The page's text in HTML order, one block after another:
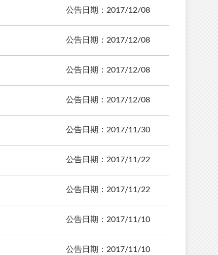
公告日期：2017/12/08
公告日期：2017/12/08
公告日期：2017/12/08
公告日期：2017/12/08
公告日期：2017/11/30
公告日期：2017/11/22
公告日期：2017/11/22
公告日期：2017/11/10
公告日期：2017/11/10